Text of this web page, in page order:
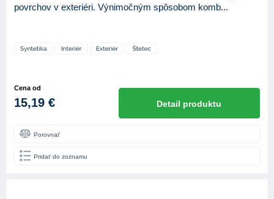
povrchov v exteriéri. Výnimočným spôsobom komb...
Cena od
15,19 € Detail produktu
Porovnať
Pridať do zoznamu